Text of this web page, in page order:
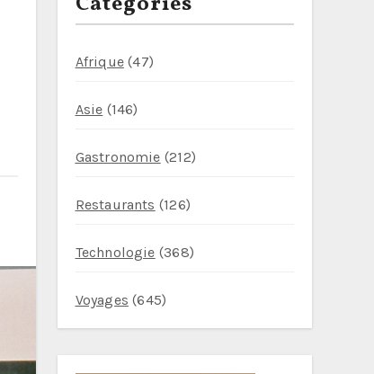
Afrique(47)
Asie (146)
Gastronomie (212)
Restaurants (126)
Technologie (368)
Voyages (645)